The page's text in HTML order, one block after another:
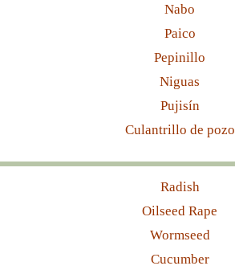
Nabo
Paico
Pepinillo
Niguas
Pujisín
Culantrillo de pozo
Radish
Oilseed Rape
Wormseed
Cucumber